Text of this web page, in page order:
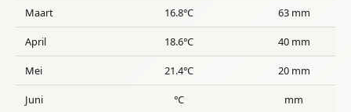
Maart 16.8°C 63 mm
April 18.6°C 40 mm
Mei 21.4°C 20 mm
Juni °C mm